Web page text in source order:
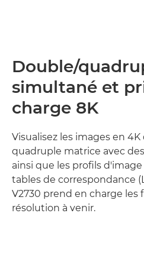
Double/
simultané et
charge 8K
Visualisez les images en
quadruple matrice avec
ainsi que les profils
tables de correspondance
V2730 prend en charge les
résolution à venir.